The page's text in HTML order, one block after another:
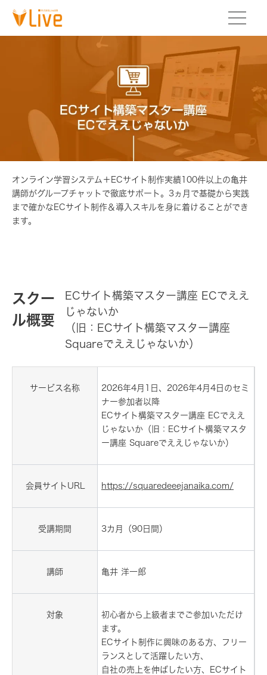
オンライン学習システム＋ECサイト制作実績100件以上の亀井
講師がグループチャットで徹底サポート。3ヵ月で基礎から実践
まで確かなECサイト制作＆導入スキルを身に着けることができ
ます。
スクー
ル概要
ECサイト構築マスター講座 ECでええ
じゃないか
（旧：ECサイト構築マスター講座
Squareでええじゃないか）
サービス名称
2026年4月1日、2026年4月4日のセミ
ナー参加者以降
ECサイト構築マスター講座 ECでええ
じゃないか（旧：ECサイト構築マスタ
ー講座 Squareでええじゃないか）
会員サイトURL https://squaredeeejanaika.com/
受講期間 3カ月（90日間）
講師 亀井 洋一郎
対象
初心者から上級者までご参加いただけ
ます。
ECサイト制作に興味のある方、フリー
ランスとして活躍したい方、
自社の売上を伸ばしたい方、ECサイト